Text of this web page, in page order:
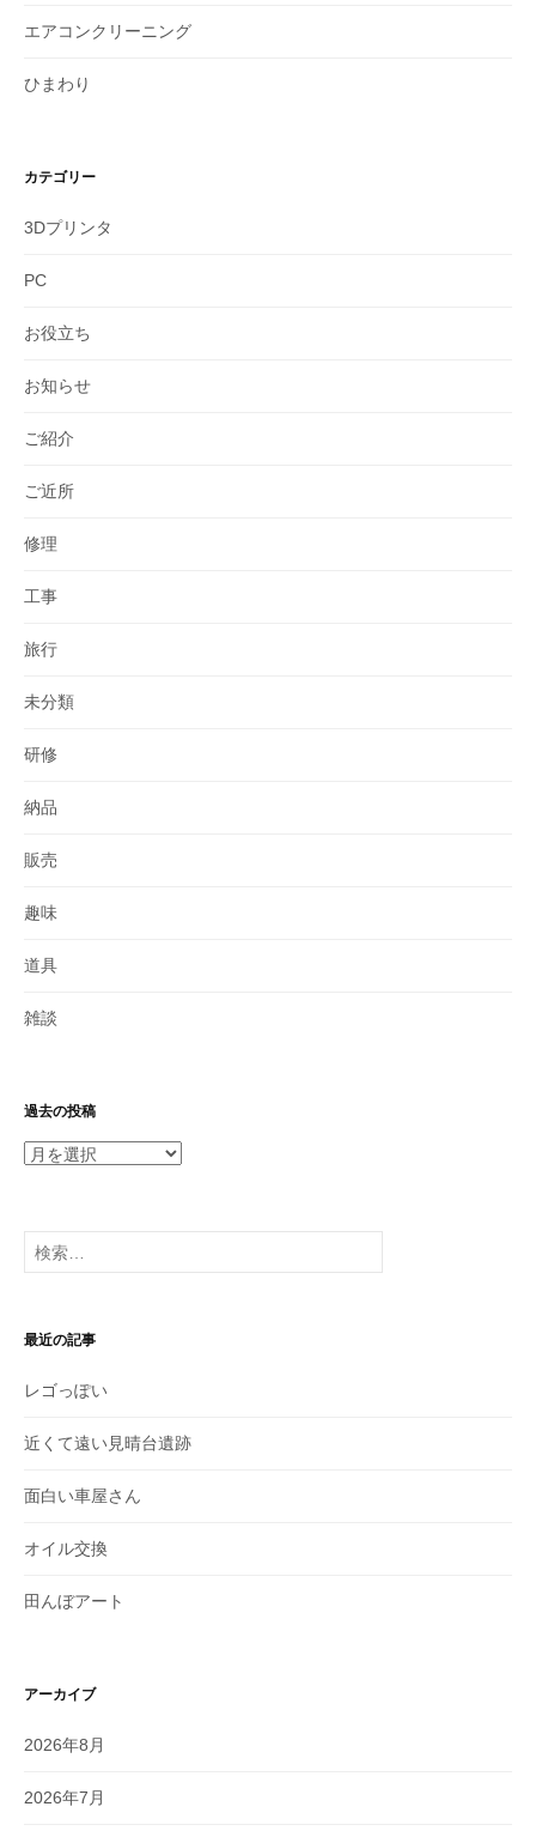
エアコンクリーニング
ひまわり
カテゴリー
3Dプリンタ
PC
お役立ち
お知らせ
ご紹介
ご近所
修理
工事
旅行
未分類
研修
納品
販売
趣味
道具
雑談
過去の投稿
過
投
稿
検
索:
最近の記事
レゴっぽい
近くて遠い見晴台遺跡
面白い車屋さん
オイル交換
田んぼアート
アーカイブ
2026年8月
2026年7月